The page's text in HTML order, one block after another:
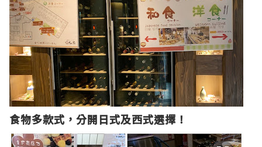
食物多款式，分開日式及西式選擇！